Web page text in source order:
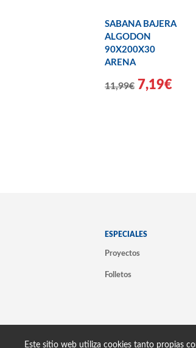
SABANA BAJERA
ALGODON
90X200X30
ARENA
11,99€ 7,19€
ESPECIALES
Proyectos
Folletos
Este sitio web utiliza cookies tanto propias